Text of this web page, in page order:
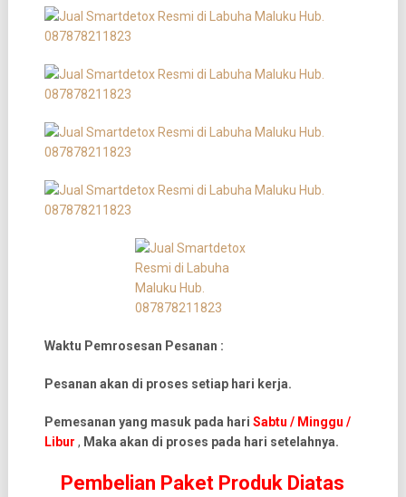
Waktu Pemrosesan Pesanan :
Pesanan akan di proses setiap hari kerja.
Pemesanan yang masuk pada hari Sabtu / Minggu /
Libur , Maka akan di proses pada hari setelahnya.
Pembelian Paket Produk Diatas